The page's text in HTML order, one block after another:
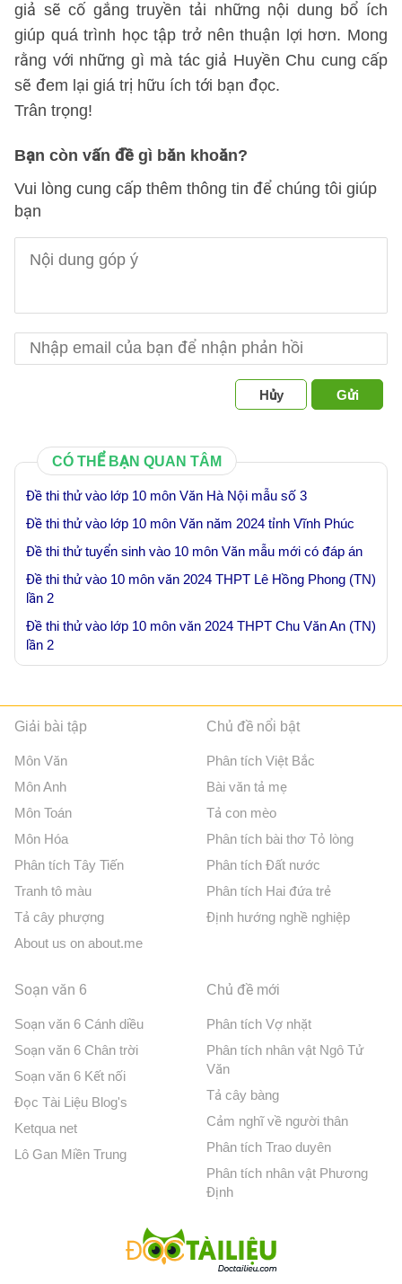
giả sẽ cố gắng truyền tải những nội dung bổ ích
giúp quá trình học tập trở nên thuận lợi hơn. Mong
rằng với những gì mà tác giả Huyền Chu cung cấp
sẽ đem lại giá trị hữu ích tới bạn đọc.
Trân trọng!
Bạn còn vấn đề gì băn khoăn?
Vui lòng cung cấp thêm thông tin để chúng tôi giúp
bạn
Hủy Gửi
CÓ THỂ BẠN QUAN TÂM
Đề thi thử vào lớp 10 môn Văn Hà Nội mẫu số 3
Đề thi thử vào lớp 10 môn Văn năm 2024 tỉnh Vĩnh Phúc
Đề thi thử tuyển sinh vào 10 môn Văn mẫu mới có đáp án
Đề thi thử vào 10 môn văn 2024 THPT Lê Hồng Phong (TN)
lần 2
Đề thi thử vào lớp 10 môn văn 2024 THPT Chu Văn An (TN)
lần 2
Giải bài tập
Môn Văn
Môn Anh
Môn Toán
Môn Hóa
Phân tích Tây Tiến
Tranh tô màu
Tả cây phượng
About us on about.me
Chủ đề nổi bật
Phân tích Việt Bắc
Bài văn tả mẹ
Tả con mèo
Phân tích bài thơ Tỏ lòng
Phân tích Đất nước
Phân tích Hai đứa trẻ
Định hướng nghề nghiệp
Soạn văn 6
Soạn văn 6 Cánh diều
Soạn văn 6 Chân trời
Soạn văn 6 Kết nối
Đọc Tài Liệu Blog's
Ketqua net
Lô Gan Miền Trung
Chủ đề mới
Phân tích Vợ nhặt
Phân tích nhân vật Ngô Tử
Văn
Tả cây bàng
Cảm nghĩ về người thân
Phân tích Trao duyên
Phân tích nhân vật Phương
Định